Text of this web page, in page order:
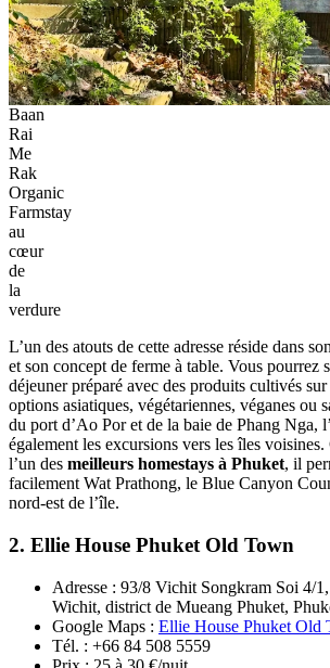
Baan
Rai
Me
Rak
Organic
Farmstay
au
cœur
de
la
verdure
L’un des atouts de cette adresse réside dans
et son concept de ferme à table. Vous pourrez
déjeuner préparé avec des produits cultivés
options asiatiques, végétariennes, véganes ou
du port d’Ao Por et de la baie de Phang Nga,
également les excursions vers les îles
l’un des meilleurs homestays à Phuket, il
facilement Wat Prathong, le Blue Canyon
nord-est de l’île.
2. Ellie House Phuket Old Town
Adresse : 93/8 Vichit Songkram Soi 4/
Wichit, district de Mueang Phuket,
Google Maps : Ellie House Phuket Old
Tél. : +66 84 508 5559